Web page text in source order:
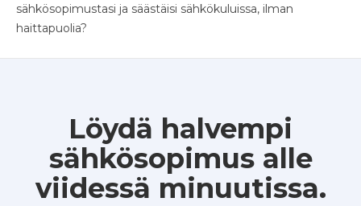
sähkösopimustasi ja säästäisi sähkökuluissa, ilman
haittapuolia?
Löydä halvempi
sähkösopimus alle
viidessä minuutissa.